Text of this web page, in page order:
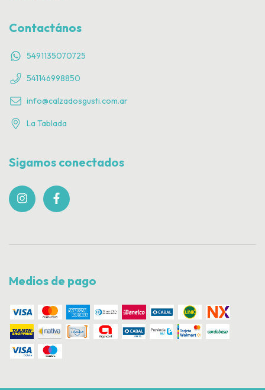
Contactános
5491135070725
541146998850
info@calzadosgusti.com.ar
La Tablada
Sigamos conectados
Medios de pago